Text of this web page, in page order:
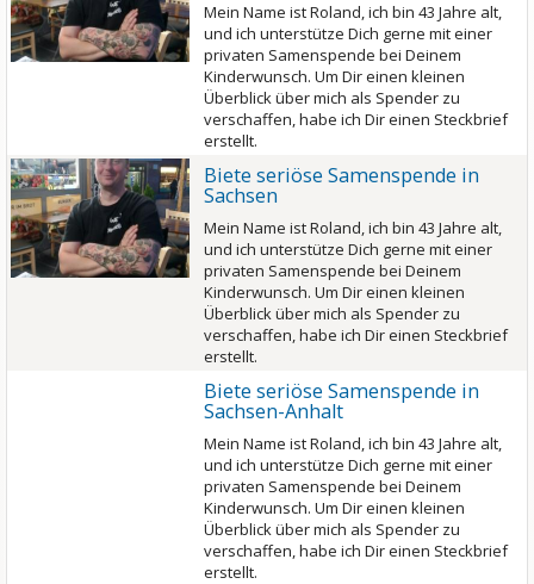
Mein Name ist Roland, ich bin 43 Jahre alt,
und ich unterstütze Dich gerne mit einer
privaten Samenspende bei Deinem
Kinderwunsch. Um Dir einen kleinen
Überblick über mich als Spender zu
verschaffen, habe ich Dir einen Steckbrief
erstellt.
Biete seriöse Samenspende in
Sachsen
Mein Name ist Roland, ich bin 43 Jahre alt,
und ich unterstütze Dich gerne mit einer
privaten Samenspende bei Deinem
Kinderwunsch. Um Dir einen kleinen
Überblick über mich als Spender zu
verschaffen, habe ich Dir einen Steckbrief
erstellt.
Biete seriöse Samenspende in
Sachsen-Anhalt
Mein Name ist Roland, ich bin 43 Jahre alt,
und ich unterstütze Dich gerne mit einer
privaten Samenspende bei Deinem
Kinderwunsch. Um Dir einen kleinen
Überblick über mich als Spender zu
verschaffen, habe ich Dir einen Steckbrief
erstellt.